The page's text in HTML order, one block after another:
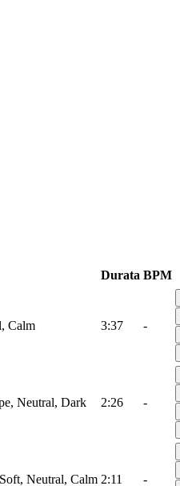
Durata BPM
Calm 3:37 -
Neutral, Dark 2:26 -
Neutral, Calm 2:11 -